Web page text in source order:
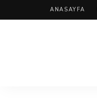
ANASAYFA